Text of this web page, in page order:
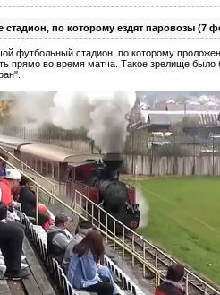
по которому ездят паровозы (7
футбольный стадион, по которому
прямо во время матча. Такое зрелище